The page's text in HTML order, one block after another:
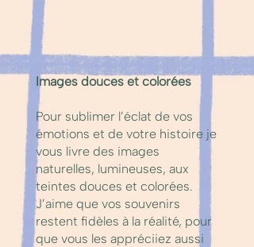
Images douces et colorées
Pour sublimer l’éclat de vos
émotions et de votre histoire je
vous livre des images
naturelles, lumineuses, aux
teintes douces et colorées.
J’aime que vos souvenirs
restent fidèles à la réalité, pour
que vous les appréciiez aussi